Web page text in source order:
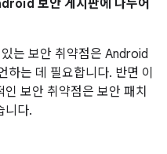
보안 게시판에 나누어
는 보안 취약점은 Android
하는 데 필요합니다. 반면 이
보안 취약점은 보안 패치
니다.